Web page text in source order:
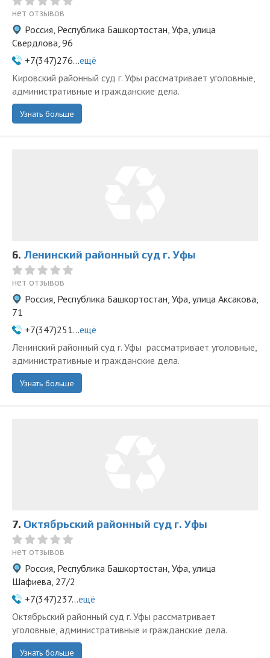
нет отзывов
Россия, Республика Башкортостан, Уфа, улица
Свердлова, 96
+7(347)276...ещё
Кировский районный суд г. Уфы рассматривает уголовные,
административные и гражданские дела.
Узнать больше
6. Ленинский районный суд г. Уфы
нет отзывов
Россия, Республика Башкортостан, Уфа, улица Аксакова,
71
+7(347)251...ещё
Ленинский районный суд г. Уфы рассматривает уголовные,
административные и гражданские дела.
Узнать больше
7. Октябрьский районный суд г. Уфы
нет отзывов
Россия, Республика Башкортостан, Уфа, улица
Шафиева, 27/2
+7(347)237...ещё
Октябрьский районный суд г. Уфы рассматривает
уголовные, административные и гражданские дела.
Узнать больше